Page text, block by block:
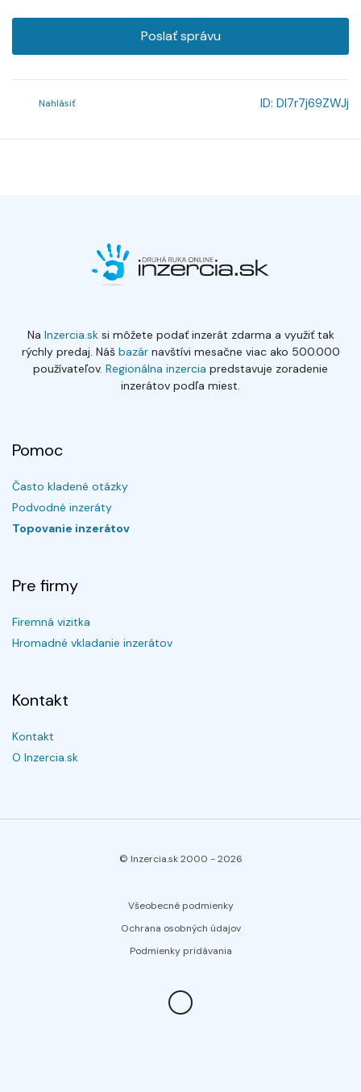
Poslať správu
Nahlásiť ID: Dl7r7j69ZWJj
Na Inzercia.sksi môžete podať inzerát zdarma a využiť tak
rýchly predaj. Náš bazárnavštívi mesačne viac ako 500.000
používateľov. Regionálna inzercia predstavuje zoradenie
inzerátov podľa miest.
Pomoc
Často kladené otázky
Podvodné inzeráty
Topovanie inzerátov
Pre firmy
Firemná vizitka
Hromadné vkladanie inzerátov
Kontakt
Kontakt
O Inzercia.sk
© Inzercia.sk 2000 -2026
Všeobecné podmienky
Ochrana osobných údajov
Podmienky pridávania